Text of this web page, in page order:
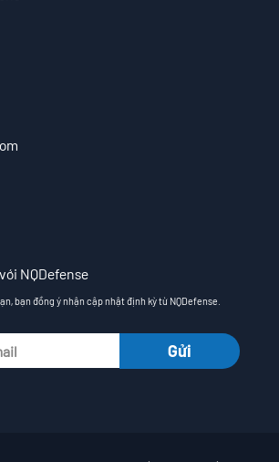
NQDefense
bạn đồng ý nhận cập nhật định kỳ từ NQDefense.